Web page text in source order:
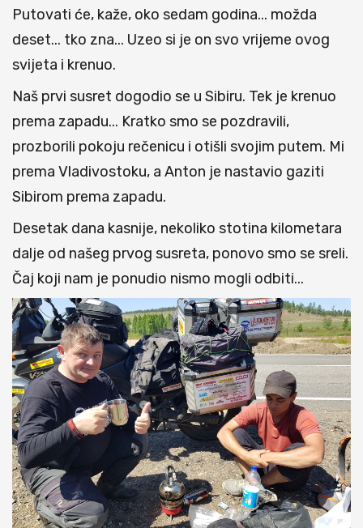
Putovati će, kaže, oko sedam godina... možda
deset... tko zna... Uzeo si je on svo vrijeme ovog
svijeta i krenuo.
Naš prvi susret dogodio se u Sibiru. Tek je krenuo
prema zapadu... Kratko smo se pozdravili,
prozborili pokoju rečenicu i otišli svojim putem. Mi
prema Vladivostoku, a Anton je nastavio gaziti
Sibirom prema zapadu.
Desetak dana kasnije, nekoliko stotina kilometara
dalje od našeg prvog susreta, ponovo smo se sreli.
Čaj koji nam je ponudio nismo mogli odbiti...